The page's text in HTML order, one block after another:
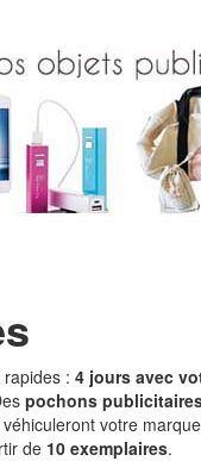
: 4 jours avec
pochons
véhiculeront votre
de 10 exemplaires.